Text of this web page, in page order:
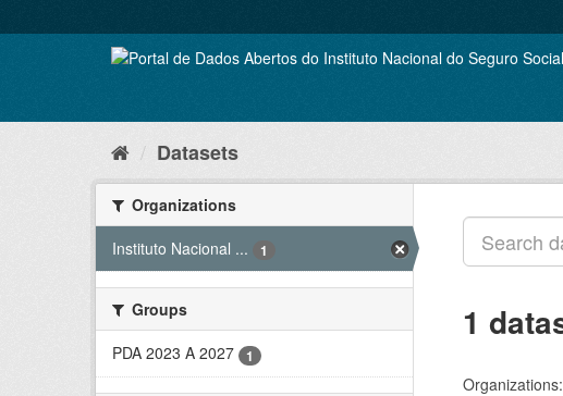
to
Datasets
Organizations
Instituto Nacional ...
1
Groups
PDA 2023 A 2027
1
1
Organizations: